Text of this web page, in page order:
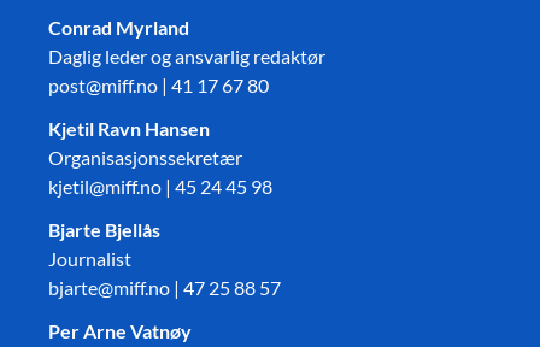
Conrad Myrland
Daglig leder og ansvarlig redaktør
post@miff.no | 41 17 67 80
Kjetil Ravn Hansen
Organisasjonssekretær
kjetil@miff.no | 45 24 45 98
Bjarte Bjellås
Journalist
bjarte@miff.no | 47 25 88 57
Per Arne Vatnøy